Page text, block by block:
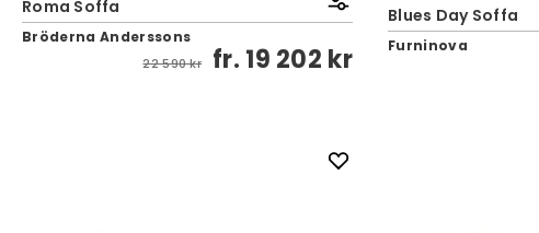
Roma Soffa
Bröderna Anderssons
22 590 kr fr. 19 202 kr
Blues Day Soffa
Furninova